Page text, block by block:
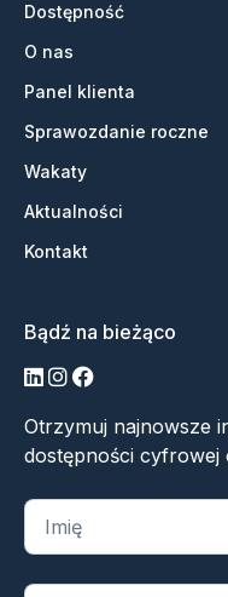
Dostępność
O nas
Panel klienta
Sprawozdanie roczne
Wakaty
Aktualności
Kontakt
Bądź na bieżąco
LinkedIn
Instagram
Facebook
Otrzymuj najnowsze
dostępności cyfrowej
„*” oznacza